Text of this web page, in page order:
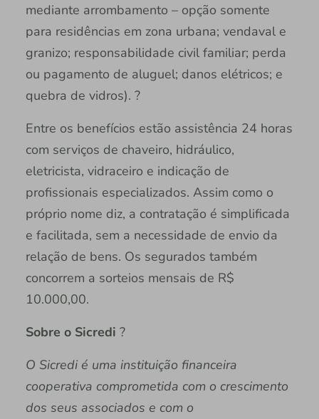
mediante arrombamento – opção somente
para residências em zona urbana; vendaval e
granizo; responsabilidade civil familiar; perda
ou pagamento de aluguel; danos elétricos; e
quebra de vidros). ?
Entre os benefícios estão assistência 24 horas
com serviços de chaveiro, hidráulico,
eletricista, vidraceiro e indicação de
profissionais especializados. Assim como o
próprio nome diz, a contratação é simplificada
e facilitada, sem a necessidade de envio da
relação de bens. Os segurados também
concorrem a sorteios mensais de R$
10.000,00.
Sobre o Sicredi ?
O Sicredi é uma instituição financeira
cooperativa comprometida com o crescimento
dos seus associados e com o